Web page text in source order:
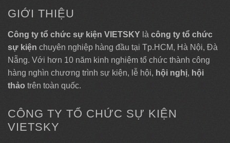
GIỚI THIỆU
Công ty tổ chức sự kiện VIETSKY là công ty tổ chức
sự kiện chuyên nghiệp hàng đầu tại Tp.HCM, Hà Nội, Đà
Nẵng. Với hơn 10 năm kinh nghiệm tổ chức thành công
hàng nghìn chương trình sự kiện, lễ hội, hội nghị, hội
thảo trên toàn quốc.
CÔNG TY TỔ CHỨC SỰ KIỆN
VIETSKY